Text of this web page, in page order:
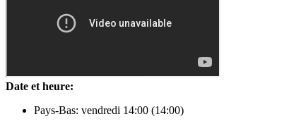
Date et heure:
Pays-Bas: vendredi 14:00 (14:00)